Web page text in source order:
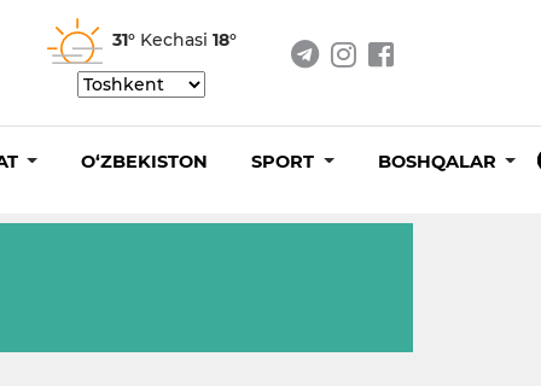
31° Kechasi 18°
O‘ZBEKISTON SPORT BOSHQALAR